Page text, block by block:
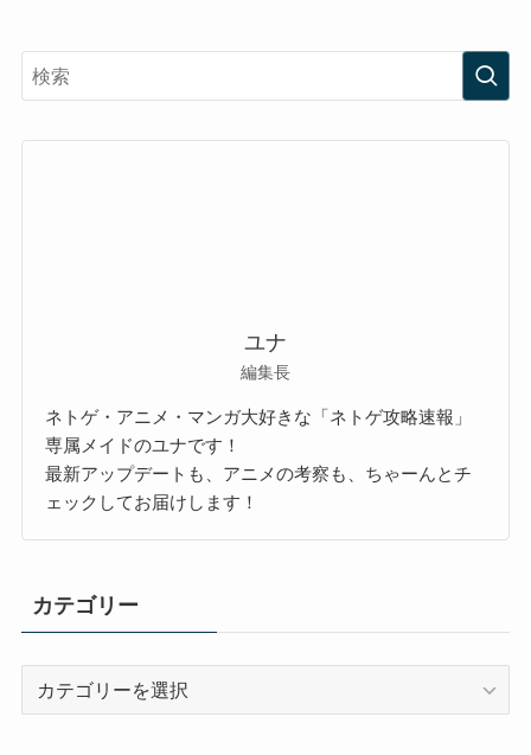
ユナ
編集長
ネトゲ・アニメ・マンガ大好きな「ネトゲ攻略速報」
専属メイドのユナです！
最新アップデートも、アニメの考察も、ちゃーんとチ
ェックしてお届けします！
カテゴリー